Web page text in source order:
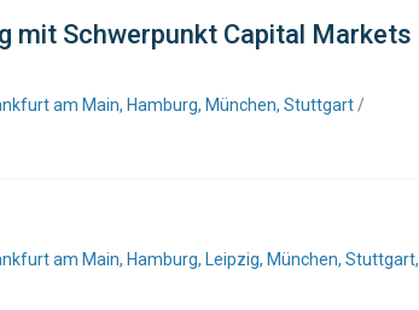
mit Schwerpunkt Capital Markets
am Main, Hamburg, München, Stuttgart /
am Main, Hamburg, Leipzig, München, Stuttgart,